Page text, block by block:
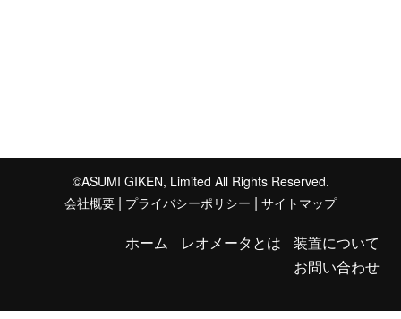
©ASUMI GIKEN, Limited All Rights Reserved.
会社概要 | プライバシーポリシー | サイトマップ
ホーム レオメータとは
装置について
お問い合わせ